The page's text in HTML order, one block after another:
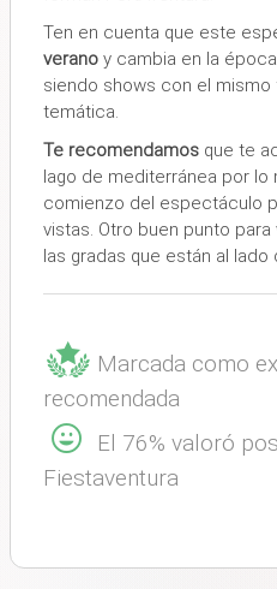
Ten en cuenta que este
verano y cambia en la
siendo shows con el
temática.
Te recomendamos que te
lago de mediterránea por lo
comienzo del espectáculo
vistas. Otro buen punto
las gradas que están al
Marcada como
recomendada
El 76% valoró
Fiestaventura